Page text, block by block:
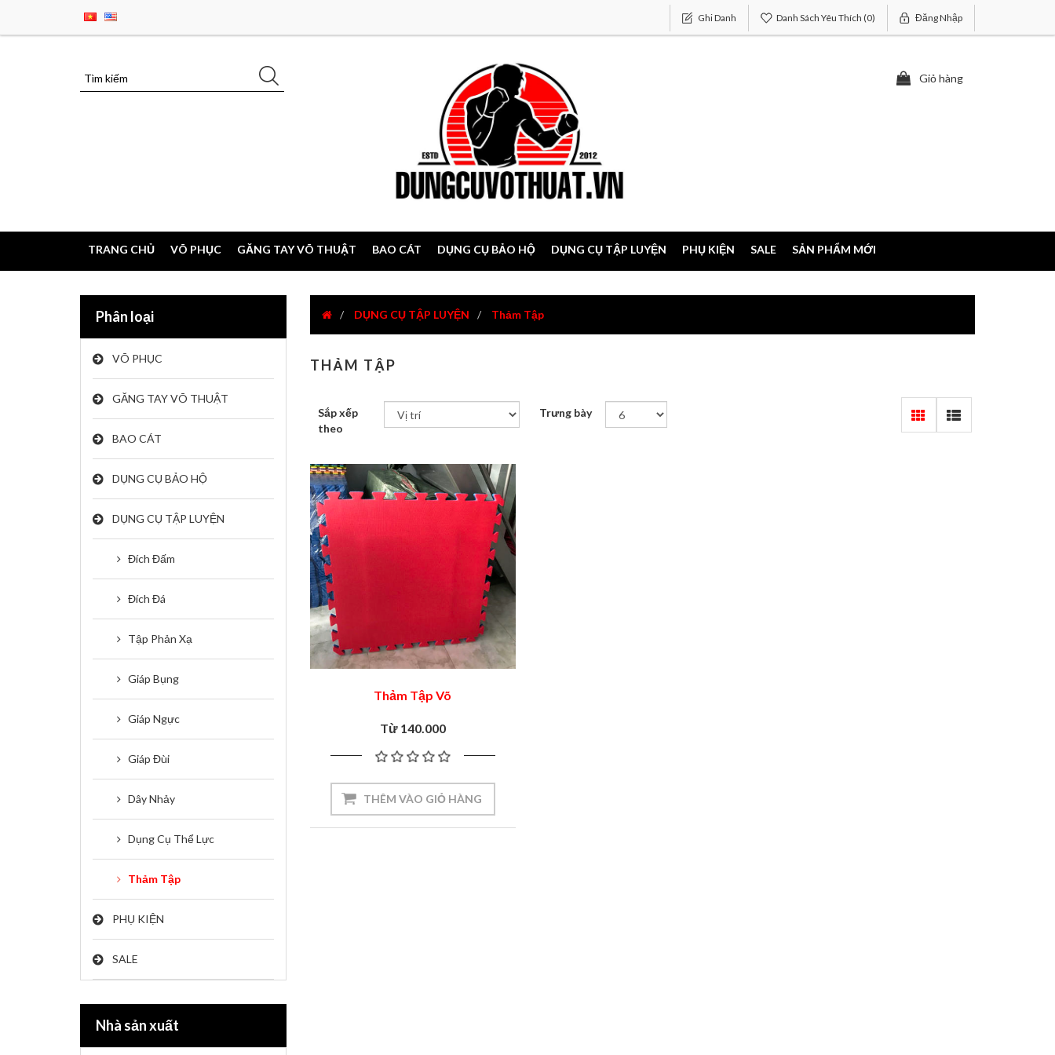
Ghi Danh Danh Sách Yêu Thích (0) Đăng Nhập
Giỏ hàng
TRANG CHỦ VÕ PHỤC GĂNG TAY VÕ THUẬT BAO CÁT DỤNG CỤ BẢO HỘ DỤNG CỤ TẬP LUYỆN PHỤ KIỆN SALE SẢN PHẨM MỚI
Phân loại
VÕ PHỤC
GĂNG TAY VÕ THUẬT
BAO CÁT
DỤNG CỤ BẢO HỘ
DỤNG CỤ TẬP LUYỆN
Đích Đấm
Đích Đá
Tập Phản Xạ
Giáp Bụng
Giáp Ngực
Giáp Đùi
Dây Nhảy
Dụng Cụ Thể Lực
Thảm Tập
PHỤ KIỆN
SALE
Nhà sản xuất
DỤNG CỤ TẬP LUYỆN Thảm Tập
THẢM TẬP
Sắp xếp
theo
Trưng bày
Thảm Tập Võ
Từ 140.000